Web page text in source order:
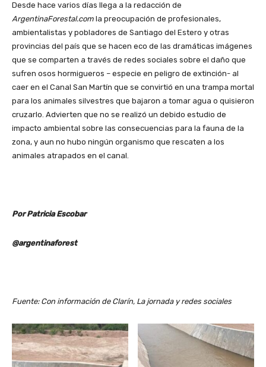
Desde hace varios días llega a la redacción de
ArgentinaForestal.com la preocupación de profesionales,
ambientalistas y pobladores de Santiago del Estero y otras
provincias del país que se hacen eco de las dramáticas imágenes
que se comparten a través de redes sociales sobre el daño que
sufren osos hormigueros – especie en peligro de extinción- al
caer en el Canal San Martín que se convirtió en una trampa mortal
para los animales silvestres que bajaron a tomar agua o quisieron
cruzarlo. Advierten que no se realizó un debido estudio de
impacto ambiental sobre las consecuencias para la fauna de la
zona, y aun no hubo ningún organismo que rescaten a los
animales atrapados en el canal.
Por Patricia Escobar
@argentinaforest
Fuente: Con información de Clarín, La jornada y redes sociales